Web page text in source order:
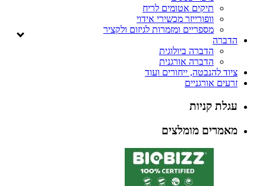
תיקים אטומים לריח
וופורייזר מכשירי אידוי
מספריים ומזמרות לגיזום ולקציר
הדברה
הדברה ביולוגית
הדברה אורגנית
ציוד להנבטה, ייחורים ועוד
זרעים אורגניים
עגלת קניות
מאמרים מומלצים